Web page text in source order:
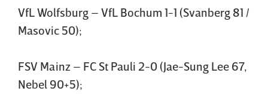
VfL Wolfsburg – VfL Bochum 1-1 (Svanberg 81 /
Masovic 50);
FSV Mainz – FC St Pauli 2-0 (Jae-Sung Lee 67,
Nebel 90+5);